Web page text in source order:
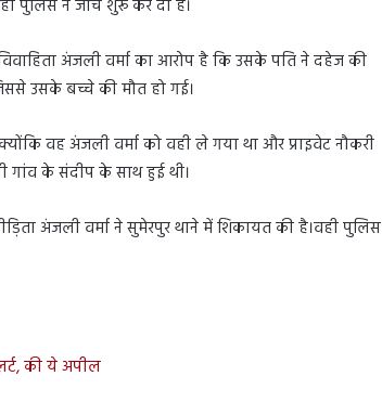
पुलिस ने जांच शुरू कर दी है।
अंजली वर्मा का आरोप है कि उसके पति ने दहेज की
उसके बच्चे की मौत हो गई।
वह अंजली वर्मा को वही ले गया था और प्राइवेट नौकरी
गांव के संदीप के साथ हुई थी।
अंजली वर्मा ने सुमेरपुर थाने में शिकायत की है।वही पुलिस
की ये अपील